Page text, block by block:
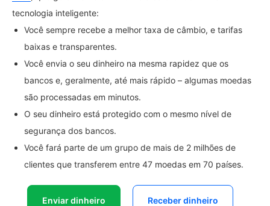
tecnologia inteligente:
Você sempre recebe a melhor taxa de câmbio, e tarifas
baixas e transparentes.
Você envia o seu dinheiro na mesma rapidez que os
bancos e, geralmente, até mais rápido – algumas moedas
são processadas em minutos.
O seu dinheiro está protegido com o mesmo nível de
segurança dos bancos.
Você fará parte de um grupo de mais de 2 milhões de
clientes que transferem entre 47 moedas em 70 países.
Enviar dinheiro Receber dinheiro